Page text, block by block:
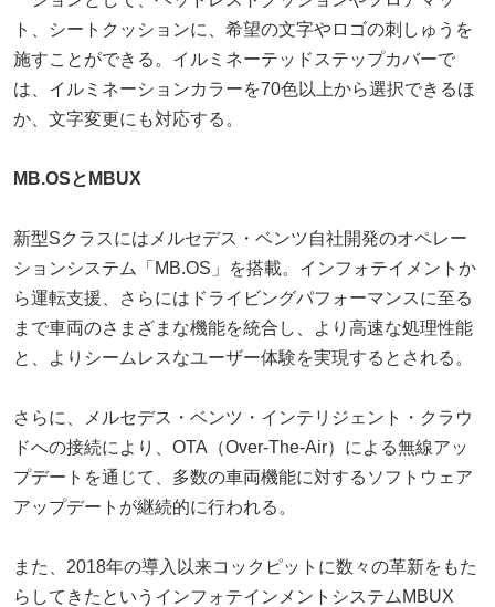
ト、シートクッションに、希望の文字やロゴの刺しゅうを
施すことができる。イルミネーテッドステップカバーで
は、イルミネーションカラーを70色以上から選択できるほ
か、文字変更にも対応する。
MB.OSとMBUX
新型Sクラスにはメルセデス・ベンツ自社開発のオペレー
ションシステム「MB.OS」を搭載。インフォテイメントか
ら運転支援、さらにはドライビングパフォーマンスに至る
まで車両のさまざまな機能を統合し、より高速な処理性能
と、よりシームレスなユーザー体験を実現するとされる。
さらに、メルセデス・ベンツ・インテリジェント・クラウ
ドへの接続により、OTA（Over-The-Air）による無線アッ
プデートを通じて、多数の車両機能に対するソフトウェア
アップデートが継続的に行われる。
また、2018年の導入以来コックピットに数々の革新をもた
らしてきたというインフォテインメントシステムMBUX